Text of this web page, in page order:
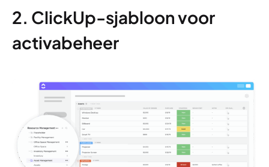
2. ClickUp-sjabloon voor
activabeheer